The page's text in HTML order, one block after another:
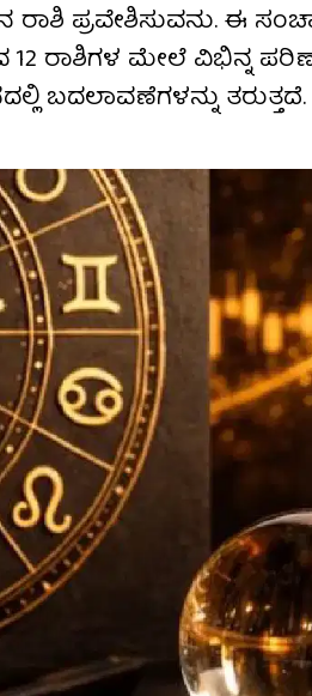
ಪ್ರವೇಶಿಸುವನು. ಈ
ರಾಶಿಗಳ ಮೇಲೆ ವಿಭಿನ್ನ
ಬದಲಾವಣೆಗಳನ್ನು